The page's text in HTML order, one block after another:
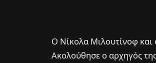
Ο Νίκολα Μιλουτίνοφ και
Ακολούθησε ο αρχηγός